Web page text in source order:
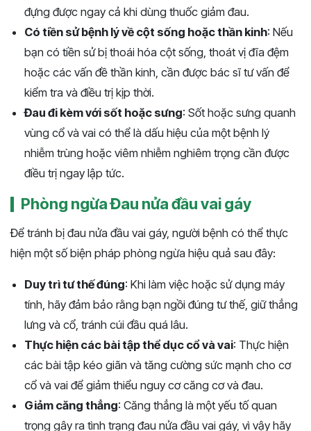
đựng được ngay cả khi dùng thuốc giảm đau.
Có tiền sử bệnh lý về cột sống hoặc thần kinh: Nếu
bạn có tiền sử bị thoái hóa cột sống, thoát vị đĩa đệm
hoặc các vấn đề thần kinh, cần được bác sĩ tư vấn để
kiểm tra và điều trị kịp thời.
Đau đi kèm với sốt hoặc sưng: Sốt hoặc sưng quanh
vùng cổ và vai có thể là dấu hiệu của một bệnh lý
nhiễm trùng hoặc viêm nhiễm nghiêm trọng cần được
điều trị ngay lập tức.
Phòng ngừa Đau nửa đầu vai gáy
Để tránh bị đau nửa đầu vai gáy, người bệnh có thể thực
hiện một số biện pháp phòng ngừa hiệu quả sau đây:
Duy trì tư thế đúng: Khi làm việc hoặc sử dụng máy
tính, hãy đảm bảo rằng bạn ngồi đúng tư thế, giữ thẳng
lưng và cổ, tránh cúi đầu quá lâu.
Thực hiện các bài tập thể dục cổ và vai: Thực hiện
các bài tập kéo giãn và tăng cường sức mạnh cho cơ
cổ và vai để giảm thiểu nguy cơ căng cơ và đau.
Giảm căng thẳng: Căng thẳng là một yếu tố quan
trọng gây ra tình trạng đau nửa đầu vai gáy, vì vậy hãy